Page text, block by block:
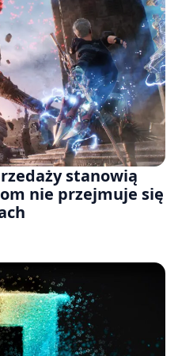
stanowią
nie przejmuje się